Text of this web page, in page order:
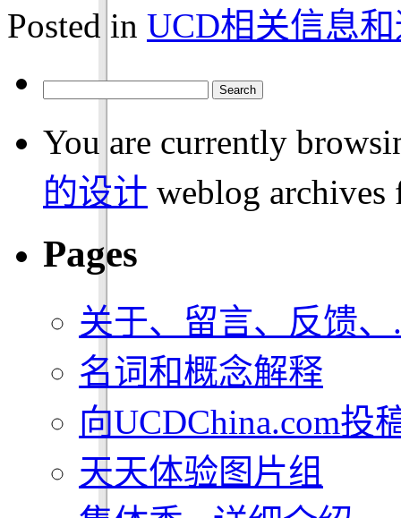
Posted in UCD相关信息
You are currently
的设计 weblog
Pages
关于、留言、反馈、
名词和概念解释
向UCDChina.com投
天天体验图片组